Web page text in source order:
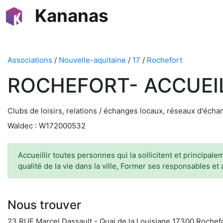
Kananas
Associations / Nouvelle-aquitaine / 17 / Rochefort
ROCHEFORT-
Clubs de loisirs, relations / échanges locaux, réseaux
Waldec : W172000532
Accueillir toutes personnes qui la sollicitent et
qualité de la vie dans la ville, Former ses responsables
Nous trouver